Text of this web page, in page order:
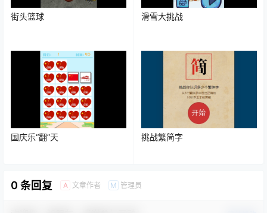
街头篮球 滑雪大挑战
国庆乐“翻”天 挑战繁简字
0 条回复 A 文章作者 M 管理员